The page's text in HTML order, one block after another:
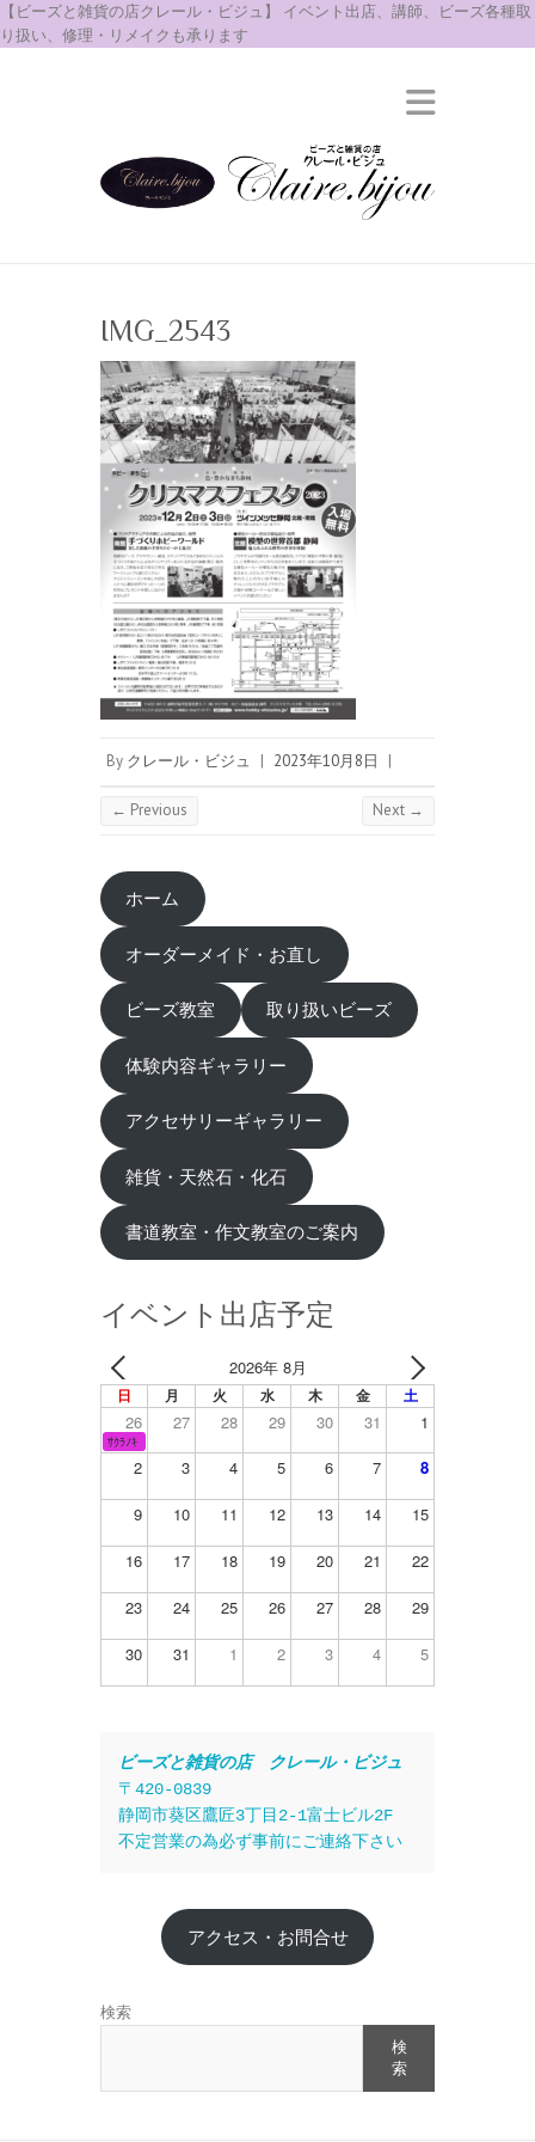
【ビーズと雑貨の店クレール・ビジュ】 イベント出店、講師、ビーズ各種取
り扱い、修理・リメイクも承ります
IMG_2543
By クレール・ビジュ | 2023年10月8日 |
← Previous Next →
ホーム
オーダーメイド・お直し
ビーズ教室 取り扱いビーズ
体験内容ギャラリー
アクセサリーギャラリー
雑貨・天然石・化石
書道教室・作文教室のご案内
イベント出店予定
2026年 8月
日 月 火 水 木 金 土
26 27 28 29 30 31 1
ｻｸﾗﾉｷ
2 3 4 5 6 7 8
9 10 11 12 13 14 15
16 17 18 19 20 21 22
23 24 25 26 27 28 29
30 31 1 2 3 4 5
ビーズと雑貨の店　クレール・ビジュ
〒420-0839
静岡市葵区鷹匠3丁目2-1富士ビル2F
不定営業の為必ず事前にご連絡下さい
アクセス・お問合せ
検索
検
索